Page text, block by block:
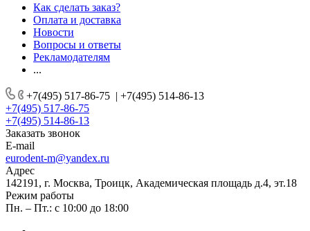
Как сделать заказ?
Оплата и доставка
Новости
Вопросы и ответы
Рекламодателям
...
+7(495) 517-86-75 | +7(495) 514-86-13
+7(495) 517-86-75
+7(495) 514-86-13
Заказать звонок
E-mail
eurodent-m@yandex.ru
Адрес
142191, г. Москва, Троицк, Академическая площадь д.4, эт.18
Режим работы
Пн. – Пт.: с 10:00 до 18:00